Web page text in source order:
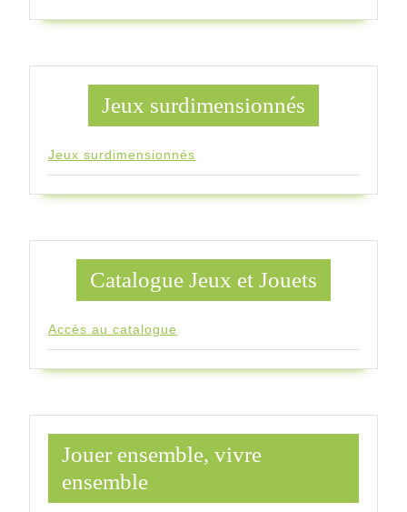
Jeux surdimensionnés
Jeux surdimensionnés
Catalogue Jeux et Jouets
Accès au catalogue
Jouer ensemble, vivre
ensemble